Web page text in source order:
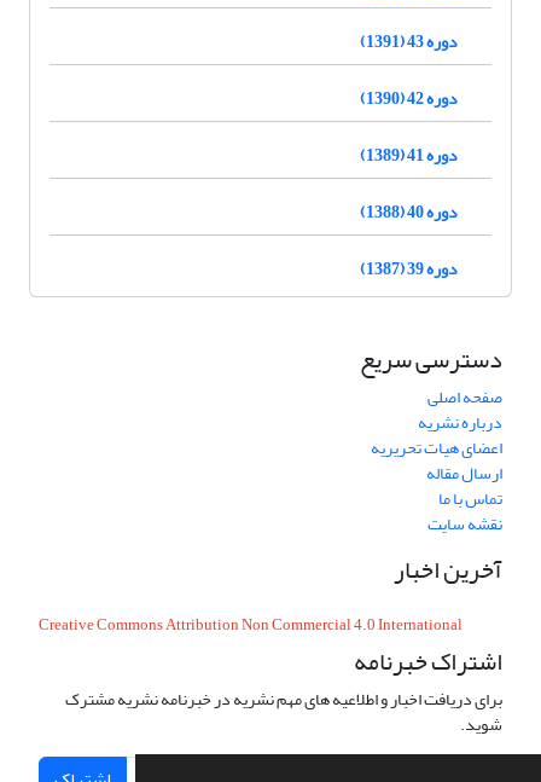
دوره 43 (1391)
دوره 42 (1390)
دوره 41 (1389)
دوره 40 (1388)
دوره 39 (1387)
دسترسی سریع
صفحه اصلی
درباره نشریه
اعضای هیات تحریریه
ارسال مقاله
تماس با ما
نقشه سایت
آخرین اخبار
Creative Commons Attribution Non Commercial 4.0 International
اشتراک خبرنامه
برای دریافت اخبار و اطلاعیه های مهم نشریه در خبرنامه نشریه مشترک
شوید.